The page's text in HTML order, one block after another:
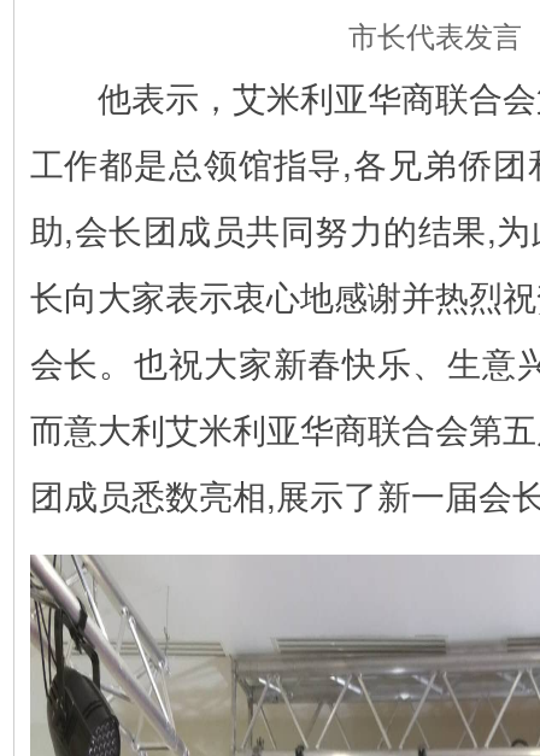
市长代表发言
他表示，艾米利亚华商联合会
工作都是总领馆指导,各兄弟侨
助,会长团成员共同努力的结果,
长向大家表示衷心地感谢并热烈
会长。也祝大家新春快乐、生意
而意大利艾米利亚华商联合会第
团成员悉数亮相,展示了新一届会